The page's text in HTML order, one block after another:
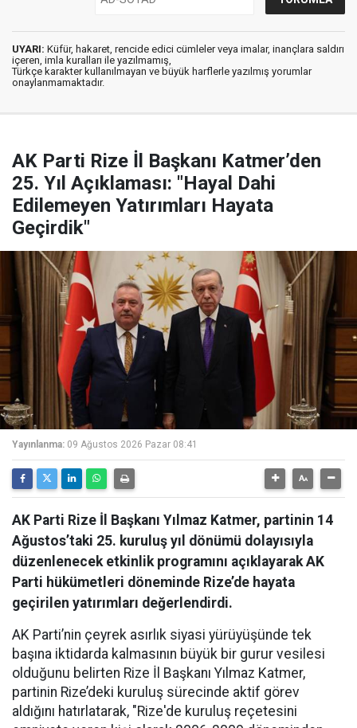
UYARI: Küfür, hakaret, rencide edici cümleler veya imalar, inançlara saldırı
içeren, imla kuralları ile yazılmamış,
Türkçe karakter kullanılmayan ve büyük harflerle yazılmış yorumlar
onaylanmamaktadır.
AK Parti Rize İl Başkanı Katmer’den
25. Yıl Açıklaması: "Hayal Dahi
Edilemeyen Yatırımları Hayata
Geçirdik"
Yayınlanma: 09 Ağustos 2026 Pazar 08:41
AK Parti Rize İl Başkanı Yılmaz Katmer, partinin 14
Ağustos’taki 25. kuruluş yıl dönümü dolayısıyla
düzenlenecek etkinlik programını açıklayarak AK
Parti hükümetleri döneminde Rize’de hayata
geçirilen yatırımları değerlendirdi.
AK Parti’nin çeyrek asırlık siyasi yürüyüşünde tek
başına iktidarda kalmasının büyük bir gurur vesilesi
olduğunu belirten Rize İl Başkanı Yılmaz Katmer,
partinin Rize’deki kuruluş sürecinde aktif görev
aldığını hatırlatarak, "Rize'de kuruluş reçetesini